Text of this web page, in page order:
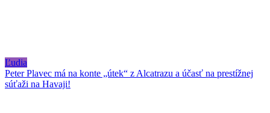
Ľudia
Peter Plavec má na konte „útek“ z Alcatrazu a účasť na prestížnej
súťaži na Havaji!